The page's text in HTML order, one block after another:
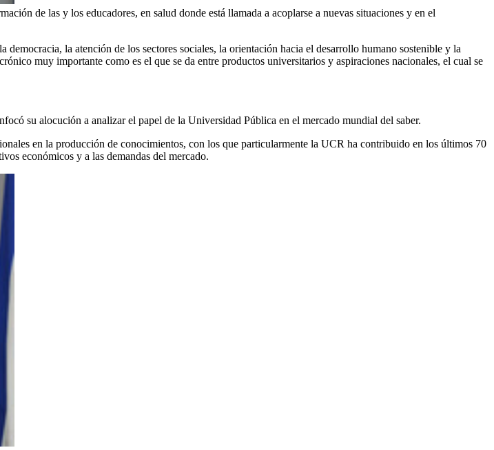
de las y los educadores, en salud donde está llamada a acoplarse a nuevas situaciones y en el
la atención de los sectores sociales, la orientación hacia el desarrollo humano sostenible y la
muy importante como es el que se da entre productos universitarios y aspiraciones nacionales, el cual se
su alocución a analizar el papel de la Universidad Pública en el mercado mundial del saber.
en la producción de conocimientos, con los que particularmente la UCR ha contribuido en los últimos 70
económicos y a las demandas del mercado.